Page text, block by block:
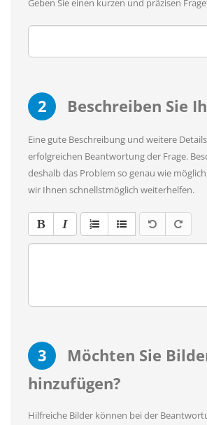
Geben Sie einen kurzen und präzisen
2 Beschreiben Sie
Eine gute Beschreibung und weitere
erfolgreichen Beantwortung der Frage.
deshalb das Problem so genau wie
wir Ihnen schnellstmöglich weiterhelfen.
3
Möchten Sie
hinzufügen?
Hilfreiche Bilder können bei der